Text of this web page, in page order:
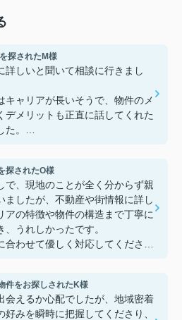
探されたM様
詳しいと聞いて相談に行きまし
キャリアが長いそうで、物件のメ
デメリットも正直に話してくれた
。
探されたO様
で、現地のことが全く分からず親
ましたが、不動産や街情報に詳し
アの特徴や物件の構造まで丁寧に
うれしかったです。
合わせて優しく対応してくださっ
す。安達さん、ありがとうござい
件をお探しされたK様
会えるか心配でしたが、地域密着
好みを瞬時に把握してくださり、